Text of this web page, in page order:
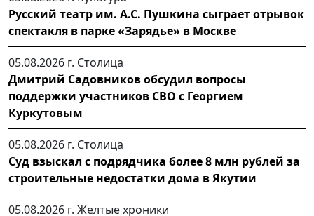
Русский театр им. А.С. Пушкина сыграет отрывок
спектакля в парке «Зарядье» в Москве
05.08.2026 г. Столица
Дмитрий Садовников обсудил вопросы
поддержки участников СВО с Георгием
Куркутовым
05.08.2026 г. Столица
Суд взыскал с подрядчика более 8 млн рублей за
строительные недостатки дома в Якутии
05.08.2026 г. Желтые хроники